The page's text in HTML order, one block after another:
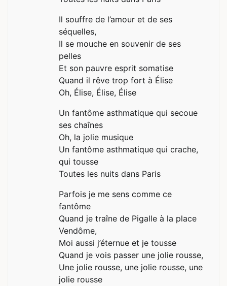
Il souffre de l’amour et de ses
séquelles,
Il se mouche en souvenir de ses
pelles
Et son pauvre esprit somatise
Quand il rêve trop fort à Élise
Oh, Élise, Élise, Élise
Un fantôme asthmatique qui secoue
ses chaînes
Oh, la jolie musique
Un fantôme asthmatique qui crache,
qui tousse
Toutes les nuits dans Paris
Parfois je me sens comme ce
fantôme
Quand je traîne de Pigalle à la place
Vendôme,
Moi aussi j’éternue et je tousse
Quand je vois passer une jolie rousse,
Une jolie rousse, une jolie rousse, une
jolie rousse